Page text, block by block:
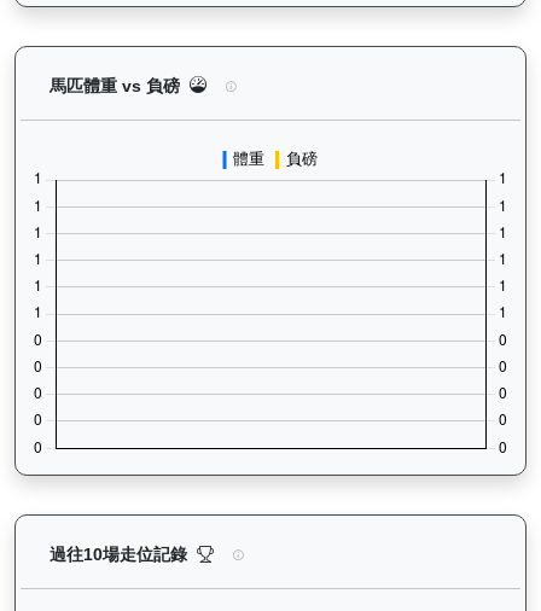
馬匹體重 vs 負磅 無限勝利（K060）— 馬匹體重與負磅
過往10場走位記錄 無限勝利（K060）— 過往走位記錄